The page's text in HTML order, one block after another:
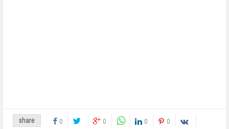
share 0 0 0 0